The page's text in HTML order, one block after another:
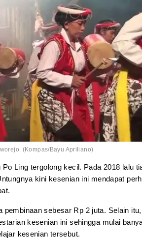
(Kompas/Bayu Apriliano)
Ling tergolong kecil. Pada 2018 lalu
kini kesenian ini mendapat
pembinaan sebesar Rp 2 juta. Selain
kesenian ini sehingga mulai
kesenian tersebut.